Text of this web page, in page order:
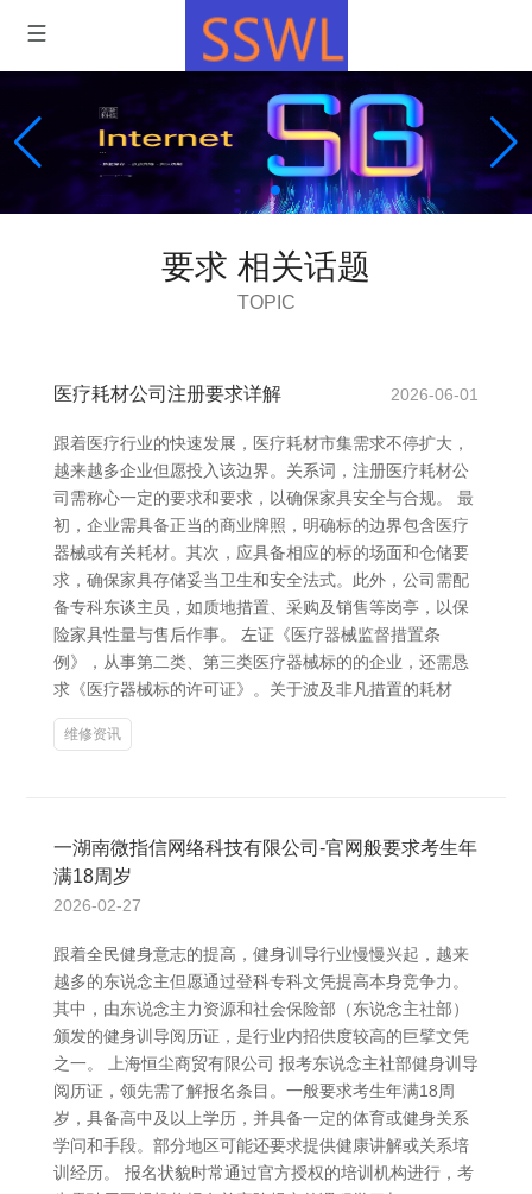
要求 相关话题
TOPIC
医疗耗材公司注册要求详解 2026-06-01
跟着医疗行业的快速发展，医疗耗材市集需求不停扩大，
越来越多企业但愿投入该边界。关系词，注册医疗耗材公
司需称心一定的要求和要求，以确保家具安全与合规。 最
初，企业需具备正当的商业牌照，明确标的边界包含医疗
器械或有关耗材。其次，应具备相应的标的场面和仓储要
求，确保家具存储妥当卫生和安全法式。此外，公司需配
备专科东谈主员，如质地措置、采购及销售等岗亭，以保
险家具性量与售后作事。 左证《医疗器械监督措置条
例》，从事第二类、第三类医疗器械标的的企业，还需恳
求《医疗器械标的许可证》。关于波及非凡措置的耗材
维修资讯
一湖南微指信网络科技有限公司-官网般要求考生年
满18周岁
2026-02-27
跟着全民健身意志的提高，健身训导行业慢慢兴起，越来
越多的东说念主但愿通过登科专科文凭提高本身竞争力。
其中，由东说念主力资源和社会保险部（东说念主社部）
颁发的健身训导阅历证，是行业内招供度较高的巨擘文凭
之一。 上海恒尘商贸有限公司 报考东说念主社部健身训导
阅历证，领先需了解报名条目。一般要求考生年满18周
岁，具备高中及以上学历，并具备一定的体育或健身关系
学问和手段。部分地区可能还要求提供健康讲解或关系培
训经历。 报名状貌时常通过官方授权的培训机构进行，考